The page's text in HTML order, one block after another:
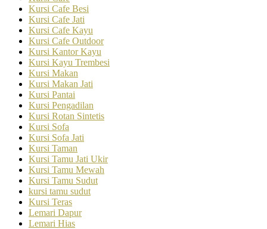
Kursi Cafe Besi
Kursi Cafe Jati
Kursi Cafe Kayu
Kursi Cafe Outdoor
Kursi Kantor Kayu
Kursi Kayu Trembesi
Kursi Makan
Kursi Makan Jati
Kursi Pantai
Kursi Pengadilan
Kursi Rotan Sintetis
Kursi Sofa
Kursi Sofa Jati
Kursi Taman
Kursi Tamu Jati Ukir
Kursi Tamu Mewah
Kursi Tamu Sudut
kursi tamu sudut
Kursi Teras
Lemari Dapur
Lemari Hias